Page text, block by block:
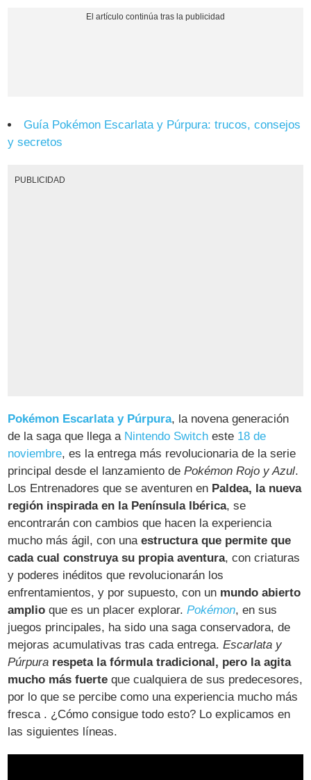
Guía Pokémon Escarlata y Púrpura: trucos, consejos
y secretos
PUBLICIDAD
Pokémon Escarlata y Púrpura, la novena generación
de la saga que llega a Nintendo Switch este 18 de
noviembre, es la entrega más revolucionaria de la serie
principal desde el lanzamiento dePokémon Rojo y Azul.
Los Entrenadores que se aventuren en Paldea, la nueva
región inspirada en la Península Ibérica, se
encontrarán con cambios que hacen la experiencia
mucho más ágil, con unaestructura que permite que
cada cual construya su propia aventura, con criaturas
y poderes inéditos que revolucionarán los
enfrentamientos, y por supuesto, con un mundo abierto
amplio que es un placer explorar.Pokémon, en sus
juegos principales, ha sido una saga conservadora, de
mejoras acumulativas tras cada entrega.Escarlata y
Púrpura respeta la fórmula tradicional, pero la agita
mucho más fuerte que cualquiera de sus predecesores,
por lo que se percibe como una experiencia mucho más
fresca . ¿Cómo consigue todo esto? Lo explicamos en
las siguientes líneas.